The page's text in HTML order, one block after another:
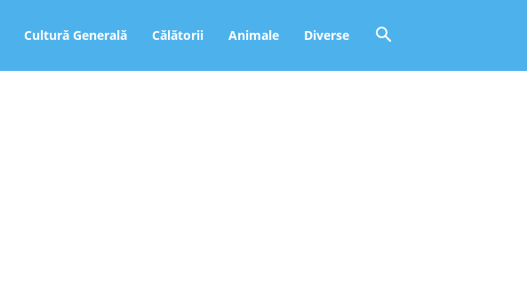
Cultură Generală Călătorii Animale Diverse